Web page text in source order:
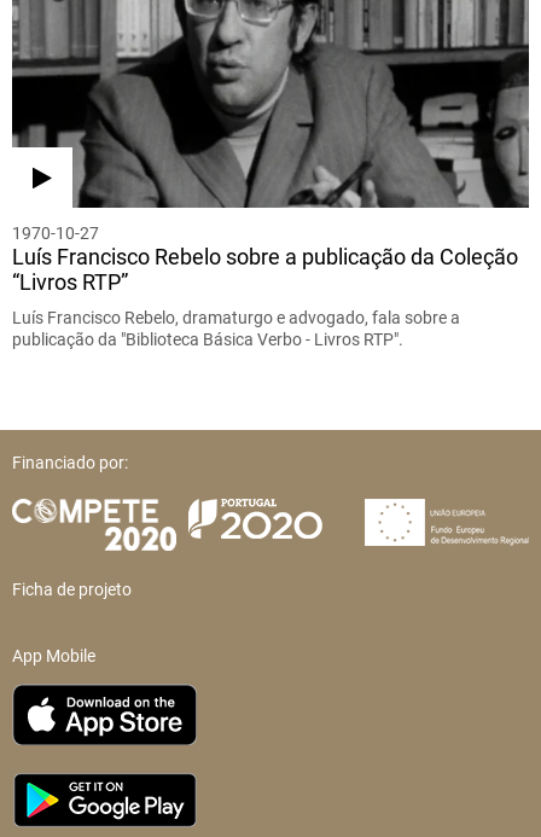
1970-10-27
Luís Francisco Rebelo sobre a publicação da Coleção
“Livros RTP”
Luís Francisco Rebelo, dramaturgo e advogado, fala sobre a
publicação da "Biblioteca Básica Verbo - Livros RTP".
Financiado por:
Ficha de projeto
App Mobile